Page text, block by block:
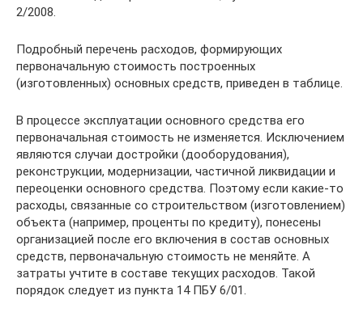
2/2008.
Подробный перечень расходов, формирующих
первоначальную стоимость построенных
(изготовленных) основных средств, приведен в таблице.
В процессе эксплуатации основного средства его
первоначальная стоимость не изменяется. Исключением
являются случаи достройки (дооборудования),
реконструкции, модернизации, частичной ликвидации и
переоценки основного средства. Поэтому если какие-то
расходы, связанные со строительством (изготовлением)
объекта (например, проценты по кредиту), понесены
организацией после его включения в состав основных
средств, первоначальную стоимость не меняйте. А
затраты учтите в составе текущих расходов. Такой
порядок следует из пункта 14 ПБУ 6/01.